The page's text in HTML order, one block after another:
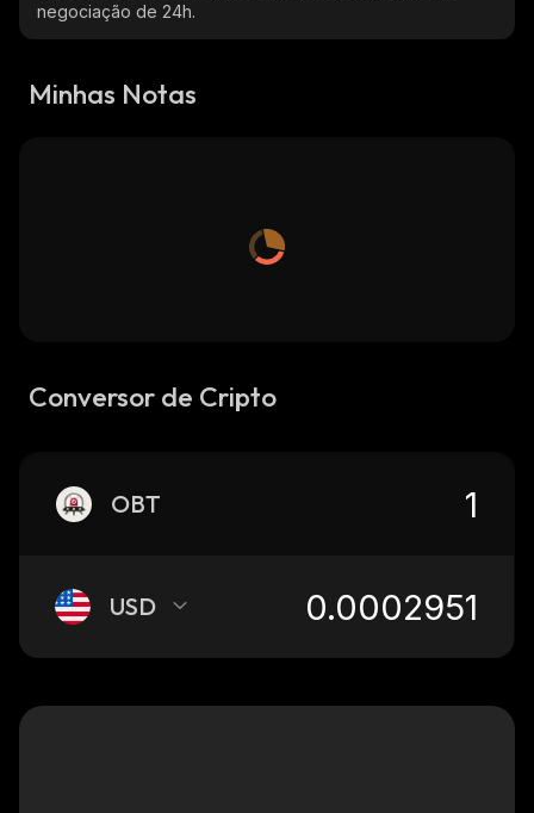
negociação de 24h.
Minhas Notas
Conversor de Cripto
OBT
USD